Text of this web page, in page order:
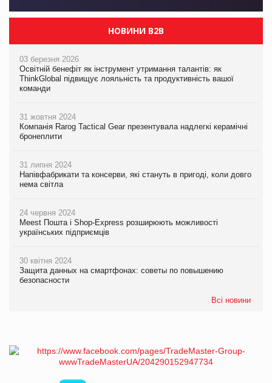
НОВИНИ B2B
03 березня 2026
Освітній бенефіт як інструмент утримання талантів: як
ThinkGlobal підвищує лояльність та продуктивність вашої
команди
31 жовтня 2024
Компанія Rarog Tactical Gear презентувала надлегкі керамічні
бронеплити
31 липня 2024
Напівфабрикати та консерви, які стануть в пригоді, коли довго
нема світла
24 червня 2024
Meest Пошта і Shop-Express розширюють можливості
українських підприємців
30 квітня 2024
Защита данных на смартфонах: советы по повышению
безопасности
Всі новини